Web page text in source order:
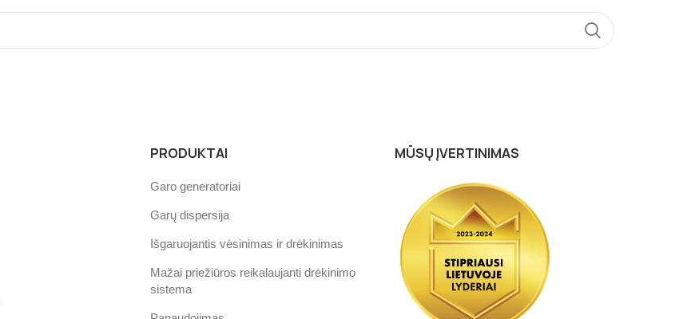
PRODUKTAI
Garo generatoriai
Garų dispersija
Išgaruojantis vėsinimas ir drėkinimas
Mažai priežiūros reikalaujanti drėkinimo
sistema
MŪSŲ ĮVERTINIMAS